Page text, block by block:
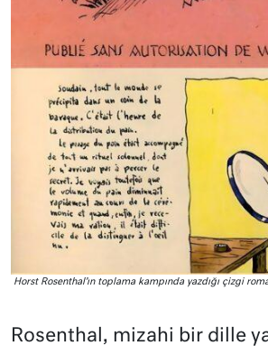
Horst Rosenthal’ın toplama kampında yazdığı çizgi
Rosenthal, mizahi bir dille